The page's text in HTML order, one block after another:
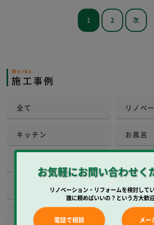
1 2 次
Works
施工事例
全て リノベ
キッチン お風呂
内装
壁工事 壁紙クロ
お気軽にお問い合わせく
リノベーション・リフォームを検討してい
誰に頼めばいいの？という方大歓
電話で相談 メー